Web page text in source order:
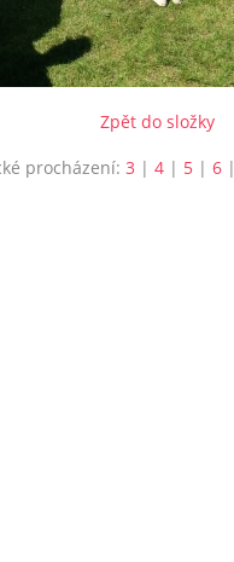
Zpět do složky
procházení: 3 | 4| 5| 6|